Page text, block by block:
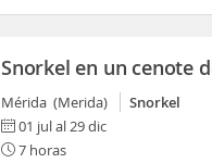
Snorkel en un cenote
Mérida (Merida)
Snorkel
01 jul al 29 dic
7 horas